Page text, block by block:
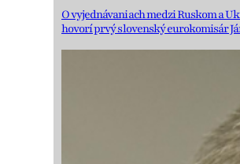
O vyjednávaniach medzi Ruskom a
hovorí prvý slovenský eurokomisár